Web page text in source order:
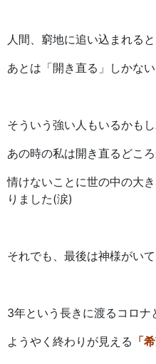
人間、窮地に追い込まれると
あとは「開き直る」しかない
そういう強い人もいるかもし
あの時の私は開き直るどころ
情けないことに世の中の大
りました(涙)
それでも、最後は神様がい
3年という長きに渡るコロナ
ようやく終わりが見える 「